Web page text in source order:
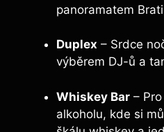
panoramatem
Duplex – Srdce
výběrem DJ-ů a
Whiskey Bar –
alkoholu, kde si